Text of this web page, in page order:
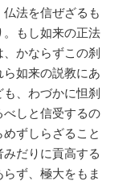
法を信ぜざるも
もし如来の正法
かならずこの刹
如来の説教にあ
、わづかに怛刹
しと信受するの
ずしらざること
だりに貢高する
ず、極大をもま